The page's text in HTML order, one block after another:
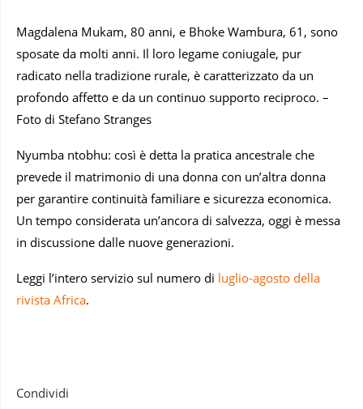
Magdalena Mukam, 80 anni, e Bhoke Wambura, 61, sono
sposate da molti anni. Il loro legame coniugale, pur
radicato nella tradizione rurale, è caratterizzato da un
profondo affetto e da un continuo supporto reciproco. –
Foto di Stefano Stranges
Nyumba ntobhu: così è detta la pratica ancestrale che
prevede il matrimonio di una donna con un’altra donna
per garantire continuità familiare e sicurezza economica.
Un tempo considerata un’ancora di salvezza, oggi è messa
in discussione dalle nuove generazioni.
Leggi l’intero servizio sul numero di luglio-agosto della
rivista Africa.
Condividi